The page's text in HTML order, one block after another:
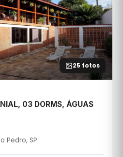
25 fotos
03 DORMS, ÁGUAS
Pedro, SP